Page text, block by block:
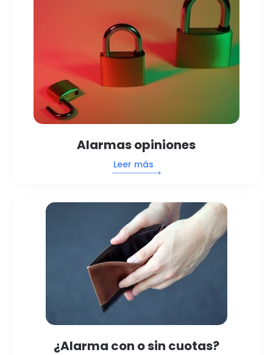
Alarmas opiniones
Leer más
¿Alarma con o sin cuotas?